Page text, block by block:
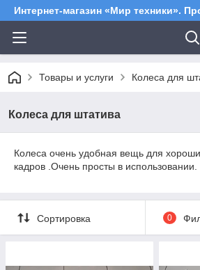
Интернет-магазин «Мир техники».
Товары и услуги Колеса для
Колеса для штатива
Колеса очень удобная вещь для
кадров .Очень просты в использовании.
Сортировка 0